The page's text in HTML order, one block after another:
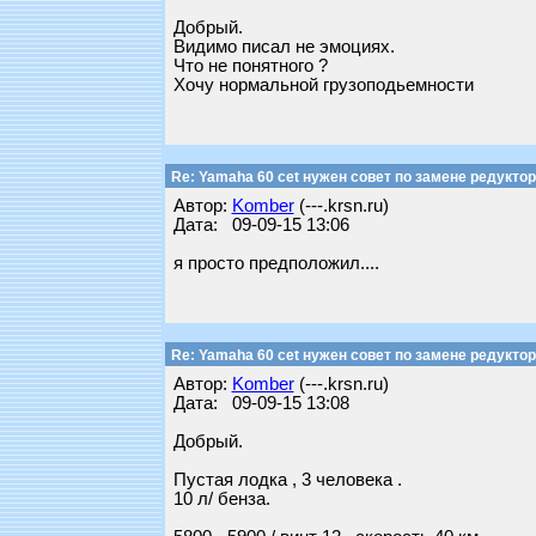
Добрый.
Видимо писал не эмоциях.
Что не понятного ?
Хочу нормальной грузоподьемности
Re: Yamaha 60 cet нужен совет по замене
Автор: Komber(---.krsn.ru)
Дата: 09-09-15 13:06
я просто предположил....
Re: Yamaha 60 cet нужен совет по замене
Автор: Komber(---.krsn.ru)
Дата: 09-09-15 13:08
Добрый.
Пустая лодка , 3 человека .
10 л/ бенза.